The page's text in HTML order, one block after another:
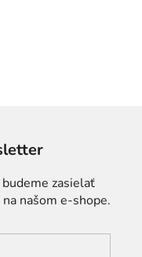
zasielať
našom e-shope.